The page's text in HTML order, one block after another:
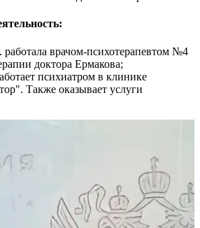
работала врачом-психотерапевтом №4
доктора Ермакова;
психиатром в клинике
Также оказывает услуги